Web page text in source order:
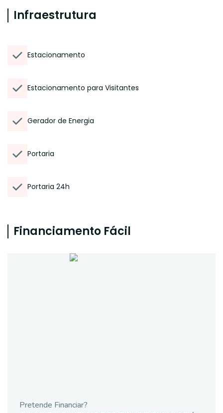
Infraestrutura
Estacionamento
Estacionamento para Visitantes
Gerador de Energia
Portaria
Portaria 24h
Financiamento Fácil
Pretende Financiar?